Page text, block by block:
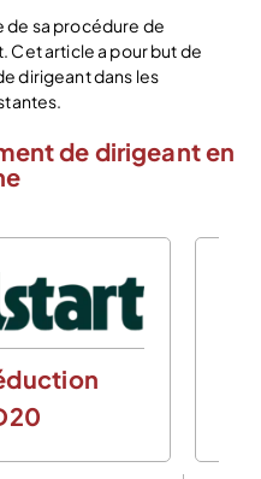
de sa procédure de
Cet article a pour but de
dirigeant dans les
de dirigeant en